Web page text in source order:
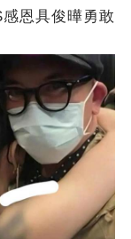
恩具俊曄勇敢